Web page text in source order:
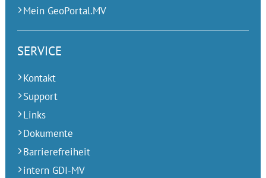
Mein GeoPortal.MV
SERVICE
Kontakt
Support
Links
Dokumente
Barrierefreiheit
intern GDI-MV